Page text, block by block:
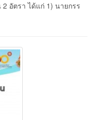
อัตรา ได้แก่ 1) นายกรร